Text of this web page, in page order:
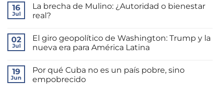
16
Jul
La brecha de Mulino: ¿Autoridad o bienestar
real?
comentarios
en
La
Mulino:
¿Autoridad
o
02
Jul
El giro geopolítico de Washington: Trump y la
nueva era para América Latina
comentarios
en
El
19
Jun
Por qué Cuba no es un país pobre, sino
empobrecido